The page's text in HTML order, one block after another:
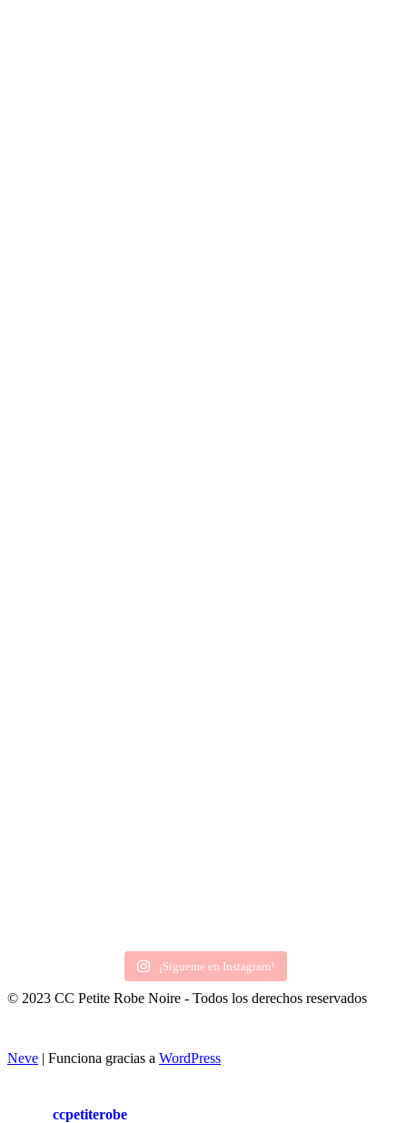
¡Sígueme en Instagram!
© 2023 CC Petite Robe Noire - Todos los derechos reservados
Neve | Funciona gracias a WordPress
ccpetiterobe